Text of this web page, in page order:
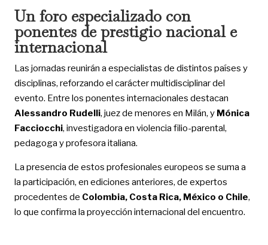
Un foro especializado con
ponentes de prestigio nacional e
internacional
Las jornadas reunirán a especialistas de distintos países y
disciplinas, reforzando el carácter multidisciplinar del
evento. Entre los ponentes internacionales destacan
Alessandro Rudelli, juez de menores en Milán, y Mónica
Facciocchi, investigadora en violencia filio-parental,
pedagoga y profesora italiana.
La presencia de estos profesionales europeos se suma a
la participación, en ediciones anteriores, de expertos
procedentes de Colombia, Costa Rica, México o Chile,
lo que confirma la proyección internacional del encuentro.